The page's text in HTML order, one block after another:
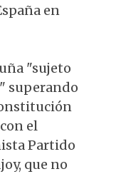
en
"sujeto
superando
el
Partido
que no